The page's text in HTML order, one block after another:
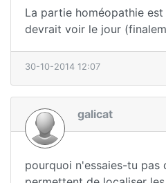
La partie homéopathie
devrait voir le jour
30-10-2014 12:07
galicat
pourquoi n'essaies-tu pas